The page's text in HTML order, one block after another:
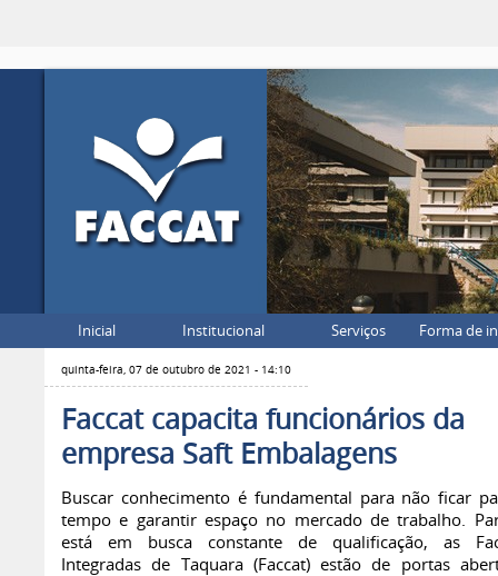
Inicial Institucional Serviços Forma de
quinta-feira, 07 de outubro de 2021 - 14:10
Faccat capacita funcionários da
empresa Saft Embalagens
Buscar conhecimento é fundamental para não ficar
tempo e garantir espaço no mercado de trabalho.
está em busca constante de qualificação, as
Integradas de Taquara (Faccat) estão de portas